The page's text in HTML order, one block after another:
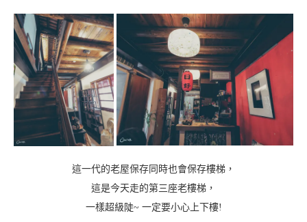
這一代的老屋保存同時也會保存樓梯，
這是今天走的第三座老樓梯，
一樣超級陡~ 一定要小心上下樓!